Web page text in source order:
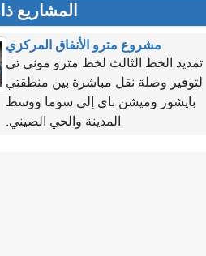
المشاريع
مشروع مترو الأنفاق المركزي
تمديد الخط الثالث لخط مترو موني تي
لتوفير وصلة نقل مباشرة بين منطقتي
بايشور وميشن باي إلى سوما ووسط
المدينة والحي الصيني.